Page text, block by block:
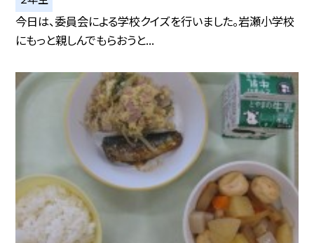
今日は、委員会による学校クイズを行いました。岩瀬小学校
にもっと親しんでもらおうと...